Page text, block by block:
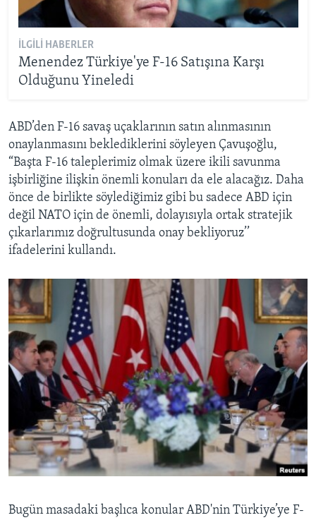
İLGILI HABERLER
Menendez Türkiye'ye F-16 Satışına Karşı
Olduğunu Yineledi
ABD’den F-16 savaş uçaklarının satın alınmasının
onaylanmasını beklediklerini söyleyen Çavuşoğlu,
“Başta F-16 taleplerimiz olmak üzere ikili savunma
işbirliğine ilişkin önemli konuları da ele alacağız. Daha
önce de birlikte söylediğimiz gibi bu sadece ABD için
değil NATO için de önemli, dolayısıyla ortak stratejik
çıkarlarımız doğrultusunda onay bekliyoruz’’
ifadelerini kullandı.
Bugün masadaki başlıca konular ABD'nin Türkiye’ye F-